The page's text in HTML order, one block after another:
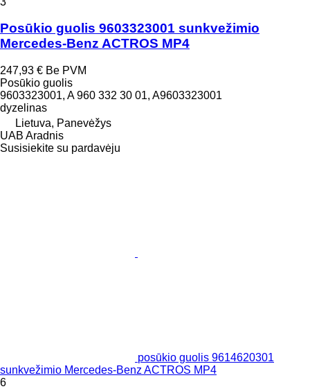
Posūkio guolis 9603323001 sunkvežimio
Mercedes-Benz ACTROS MP4
247,93 € Be PVM
Posūkio guolis
9603323001, A 960 332 30 01, A9603323001
dyzelinas
Lietuva, Panevėžys
UAB Aradnis
Susisiekite su pardavėju
posūkio guolis 9614620301
sunkvežimio Mercedes-Benz ACTROS MP4
6